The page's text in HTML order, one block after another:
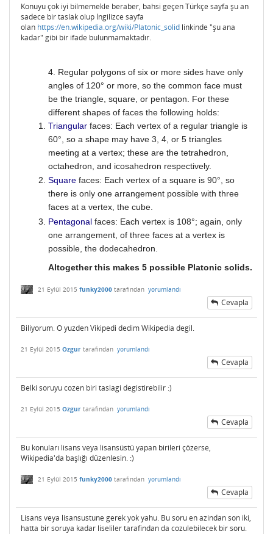
Konuyu çok iyi bilmemekle beraber, bahsi geçen Türkçe sayfa şu an
sadece bir taslak olup İngilizce sayfa
olan https://en.wikipedia.org/wiki/Platonic_solid linkinde "şu ana
kadar" gibi bir ifade bulunmamaktadır.
4. Regular polygons of six or more sides have only
angles of 120° or more, so the common face must
be the triangle, square, or pentagon. For these
different shapes of faces the following holds:
Triangularfaces: Each vertex of a regular triangle is
60°, so a shape may have 3, 4, or 5 triangles
meeting at a vertex; these are the tetrahedron,
octahedron, and icosahedron respectively.
Squarefaces: Each vertex of a square is 90°, so
there is only one arrangement possible with three
faces at a vertex, the cube.
Pentagonalfaces: Each vertex is 108°; again, only
one arrangement, of three faces at a vertex is
possible, the dodecahedron.
Altogether this makes 5 possible Platonic solids.
21 Eylül 2015 funky2000 tarafından yorumlandı
Cevapla
Biliyorum. O yuzden Vikipedi dedim Wikipedia degil.
21 Eylül 2015 Ozgur tarafından yorumlandı
Cevapla
Belki soruyu cozen biri taslagi degistirebilir :)
21 Eylül 2015 Ozgur tarafından yorumlandı
Cevapla
Bu konuları lisans veya lisansüstü yapan birileri çözerse,
Wikipedia'da başlığı düzenlesin. :)
21 Eylül 2015 funky2000 tarafından yorumlandı
Cevapla
Lisans veya lisansustune gerek yok yahu. Bu soru en azindan son iki,
hatta bir soruya kadar liseliler tarafindan da cozulebilecek bir soru.